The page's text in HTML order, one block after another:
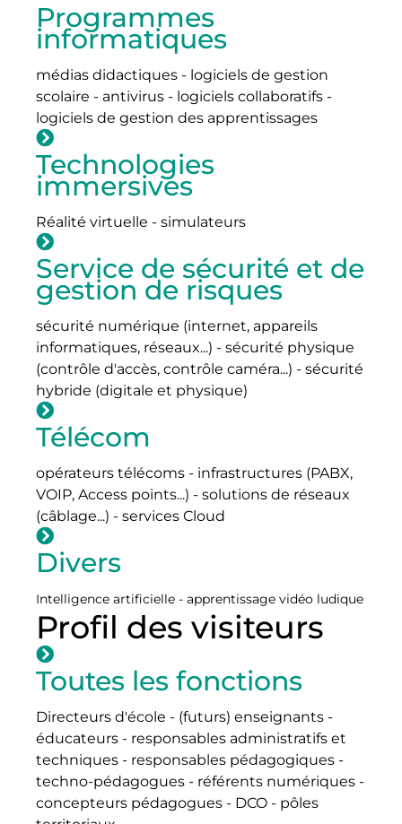
Programmes
informatiques
médias didactiques - logiciels de gestion
scolaire - antivirus - logiciels collaboratifs -
logiciels de gestion des apprentissages
Technologies
immersives
Réalité virtuelle - simulateurs
Service de sécurité et de
gestion de risques
sécurité numérique (internet, appareils
informatiques, réseaux...) - sécurité physique
(contrôle d'accès, contrôle caméra...) - sécurité
hybride (digitale et physique)
Télécom
opérateurs télécoms - infrastructures (PABX,
VOIP, Access points...) - solutions de réseaux
(câblage...) - services Cloud
Divers
Intelligence artificielle - apprentissage vidéo ludique
Profil des visiteurs
Toutes les fonctions
Directeurs d'école - (futurs) enseignants -
éducateurs - responsables administratifs et
techniques - responsables pédagogiques -
techno-pédagogues - référents numériques -
concepteurs pédagogues - DCO - pôles